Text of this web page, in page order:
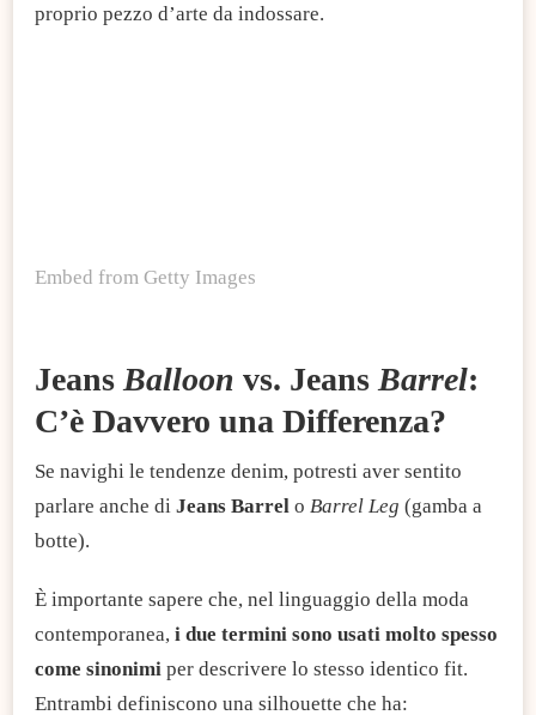
proprio pezzo d’arte da indossare.
Embed from Getty Images
JeansBalloon vs. JeansBarrel:
C’è Davvero una Differenza?
Se navighi le tendenze denim, potresti aver sentito
parlare anche di Jeans Barrel o Barrel Leg (gamba a
botte).
È importante sapere che, nel linguaggio della moda
contemporanea, i due termini sono usati molto spesso
come sinonimi per descrivere lo stesso identico fit.
Entrambi definiscono una silhouette che ha: